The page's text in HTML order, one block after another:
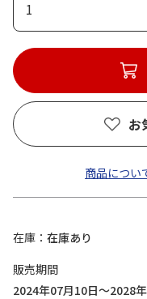
1
お
商品につい
在庫
在庫あり
販売期間
2024年07月10日～2028